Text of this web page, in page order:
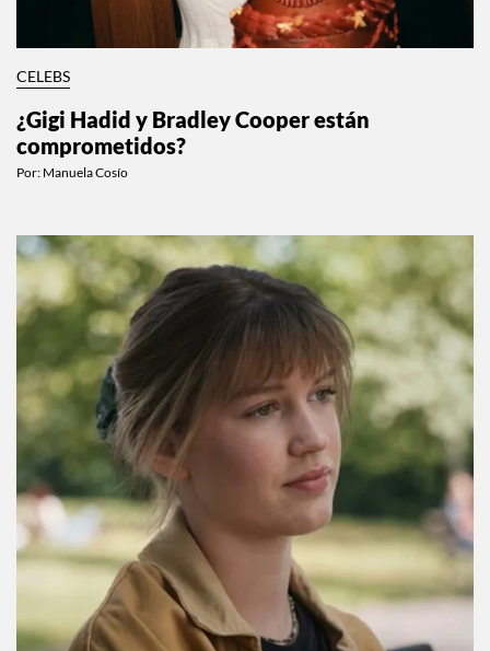
CELEBS
¿Gigi Hadid y Bradley Cooper están
comprometidos?
Por: Manuela Cosío